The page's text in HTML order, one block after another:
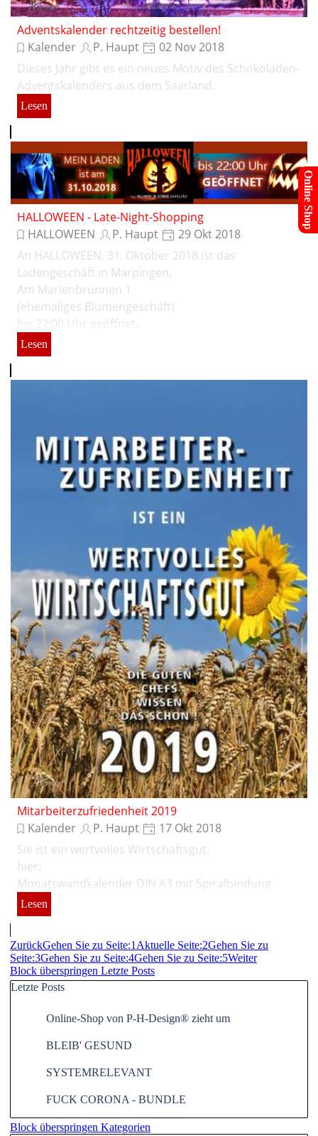
Online Shop
Adventskalender rechtzeitig bestellen!
Kalender
P. Haupt
02 Nov 2018
Dieses Jahr gibt es ein neues Motiv des Schokoladen-
Adventskalenders aus dem Saarland.
Lesen
HALLOWEEN - Late-Night-Shopping
HALLOWEEN
P. Haupt
29 Okt 2018
An HALLOWEEN, 31. Oktober 2018 ist das
Ladengeschäft in Marpingen,
Am Marienbrunnen 1
(ehemaliges Blumengeschäft)
bis 22:00 Uhr geöffnet.
Lesen
Mitarbeiterzufriedenheit 2019
Kalender
P. Haupt
17 Okt 2018
Sie ist ein wertvolles Wirtschaftsgut.
hier:
Monatswandkalender DIN A3 mit Spiralbindung
Lesen
ZurückGehen Sie zu Seite:1 Aktuelle Seite:2Gehen Sie zu
Seite:3Gehen Sie zu Seite:4Gehen Sie zu Seite:5Weiter
Block überspringen Letzte Posts
Letzte Posts
Online-Shop von P-H-Design® zieht um
BLEIB' GESUND
SYSTEMRELEVANT
FUCK CORONA - BUNDLE
Block überspringen Kategorien